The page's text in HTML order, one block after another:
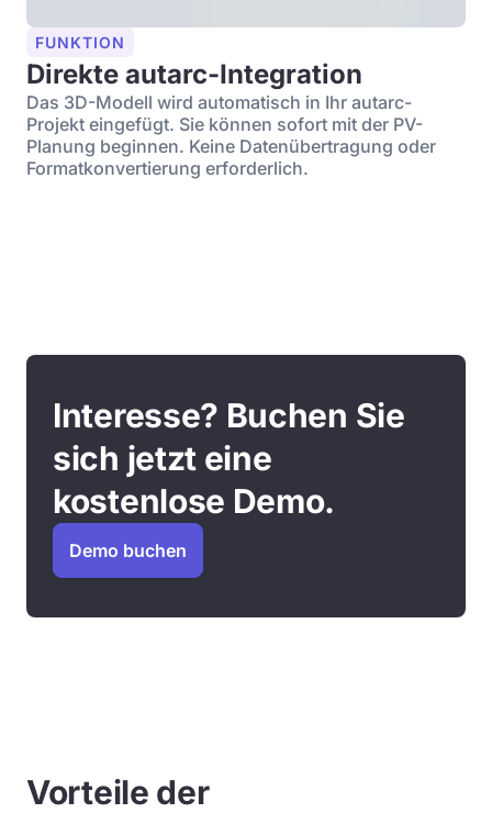
FUNKTION
Direkte autarc-Integration
Das 3D-Modell wird automatisch in Ihr autarc-
Projekt eingefügt. Sie können sofort mit der PV-
Planung beginnen. Keine Datenübertragung oder
Formatkonvertierung erforderlich.
Interesse? Buchen Sie
sich jetzt eine
kostenlose Demo.
Demo buchen
Vorteile der